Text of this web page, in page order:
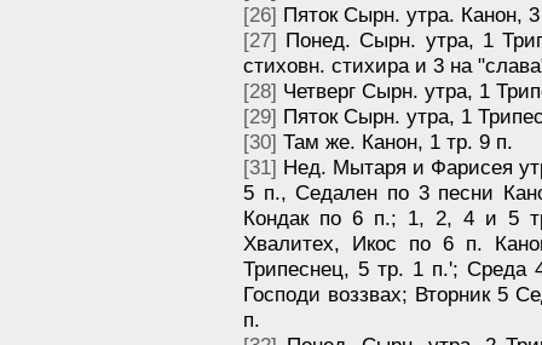
[26] Пяток Сырн. утра. Канон,
[27] Понед. Сырн. утра, 1
стиховн. стихира и 3 на
[28] Четверг Сырн. утра, 1
[29] Пяток Сырн. утра, 1
[30] Там же. Канон, 1 тр. 9 п.
[31] Нед. Мытаря и Фарисея
5 п., Седален по 3 песни
Кондак по 6 п.; 1, 2, 4 и 5
Хвалитех, Икос по 6 п.
Трипеснец, 5 тр. 1 п.'; Среда
Господи воззвах; Вторник 5
п.